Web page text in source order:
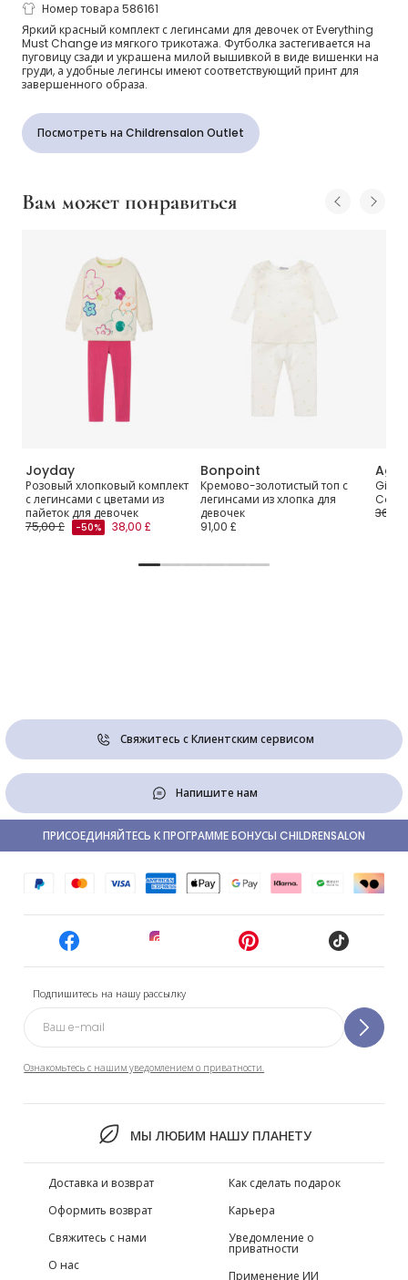
Комплект с красным топом и красными
легинсами из хлопка с вишневым
принтом
Номер товара 586161
Яркий красный комплект с легинсами для девочек от Everything
Must Change из мягкого трикотажа. Футболка застегивается на
пуговицу сзади и украшена милой вышивкой в виде вишенки на
груди, а удобные легинсы имеют соответствующий принт для
завершенного образа.
Посмотреть на Childrensalon Outlet
Вам может понравиться
Joyday
Розовый хлопковый комплект
с легинсами с цветами из
пайеток для девочек
75,00 £
-50% 38,00 £
Bonpoint
Кремово-золотистый топ с
легинсами из хлопка для
девочек
91,00 £
Girls
36,00
Свяжитесь с Клиентским сервисом
Напишите нам
Подпишитесь на нашу рассылку
Ознакомьтесь с нашим уведомлением о приватности.
МЫ ЛЮБИМ НАШУ ПЛАНЕТУ
ПРИСОЕДИНЯЙТЕСЬ К ПРОГРАММЕ БОНУСЫ CHILDRENSALON
Доставка и возврат
Оформить возврат
Свяжитесь с нами
О нас
Как сделать подарок
Карьера
Уведомление о
приватности
Применение ИИ